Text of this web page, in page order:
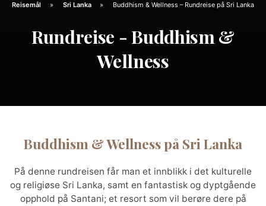
Reisemål Sri Lanka Buddhism & Wellness – Rundreise på Sri Lanka
Rundreise - Buddhism &
Wellness
Buddhism & Wellness på Sri Lanka
På denne rundreisen får man et innblikk i det kulturelle
og religiøse Sri Lanka, samt en fantastisk og dyptgående
opphold på Santani; et resort som vil berøre dere på